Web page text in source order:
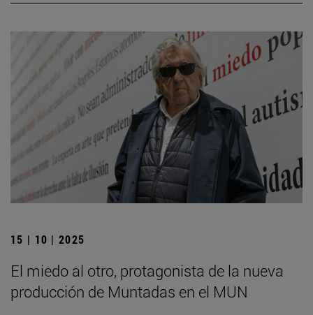
15 | 10 | 2025
El miedo al otro, protagonista de la nueva
producción de Muntadas en el MUN